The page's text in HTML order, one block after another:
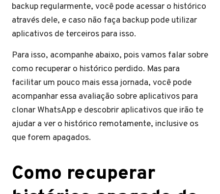
backup regularmente, você pode acessar o histórico
através dele, e caso não faça backup pode utilizar
aplicativos de terceiros para isso.
Para isso, acompanhe abaixo, pois vamos falar sobre
como recuperar o histórico perdido. Mas para
facilitar um pouco mais essa jornada, você pode
acompanhar essa avaliação sobre aplicativos para
clonar WhatsApp e descobrir aplicativos que irão te
ajudar a ver o histórico remotamente, inclusive os
que forem apagados.
Como recuperar